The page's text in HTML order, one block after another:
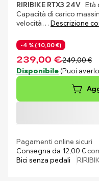
RIRIBIKE RTX3 24V Età
Capacità di carico
velocità… Descrizione
-4 % ( 10,00 €)
239,00 €249,00 €
Disponibile (Puoi averlo
Pagamenti online sicuri
Consegna da 12,00 €
Bici senza pedali